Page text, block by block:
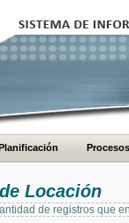
Procesos
Locación
de registros que